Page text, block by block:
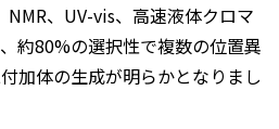
、UV-vis、高速液体クロマ
約80%の選択性で複数の位置異
加体の生成が明らかとなりまし